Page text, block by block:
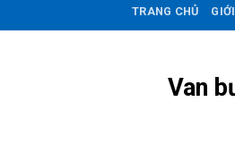
TRANG CHỦ
Van